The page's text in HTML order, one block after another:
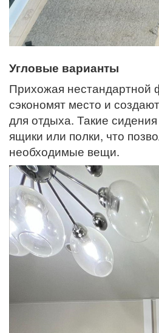
Угловые варианты
Прихожая нестандартной
сэкономят место и
для отдыха. Такие
ящики или полки, что
необходимые вещи.